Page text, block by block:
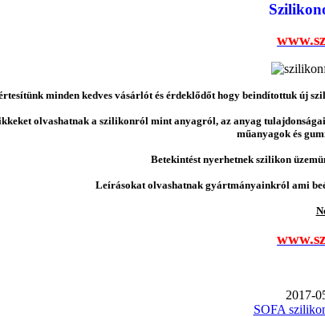
minden kedves vásárlót és érdeklődőt hogy beindítottuk új
olvashatnak a szilikonról mint anyagról, az anyag
műanyagok és
Betekintést nyerhetnek szilikon
Leírásokat olvashatnak gyártmányainkról ami
2017-
SOFA